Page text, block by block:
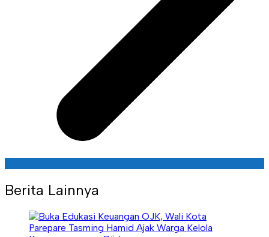
Berita Lainnya